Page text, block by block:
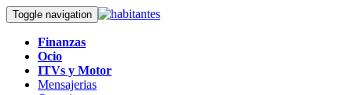
Toggle navigation
Finanzas
Ocio
ITVs y Motor
Mensajerias